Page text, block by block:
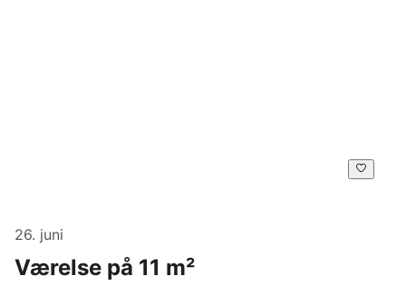
26. juni
Værelse på 11 m²